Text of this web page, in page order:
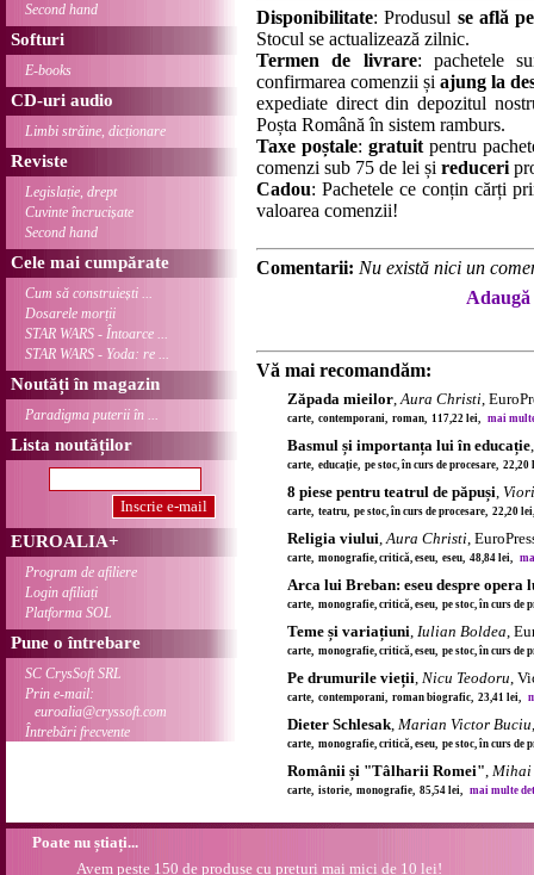
Second hand
Softuri
E-books
CD-uri audio
Limbi străine, dicționare
Reviste
Legislație, drept
Cuvinte încrucișate
Second hand
Cele mai cumpărate
Cum să construiești ...
Dosarele morții
STAR WARS - Întoarce ...
STAR WARS - Yoda: re ...
Noutăți în magazin
Paradigma puterii în ...
Lista noutăților
EUROALIA+
Program de afiliere
Login afiliați
Platforma SOL
Pune o întrebare
SC CrysSoft SRL
Prin e-mail:
euroalia@cryssoft.com
Întrebări frecvente
Disponibilitate: Produsul se află
Stocul se actualizează zilnic.
Termen de livrare: pachetele
confirmarea comenzii șiajung la
expediate direct din depozitul
Poșta Română în sistem ramburs.
Taxe poștale: gratuitpentru
comenzi sub 75 de lei și reduceri
Cadou: Pachetele ce conțin cărți
valoarea comenzii!
Comentarii: Nu există nici un
Vă mai recomandăm:
Zăpada mieilor,Aura Christi,
carte, contemporani, roman, 117,22 lei, mai
Basmul și importanța lui în educație
carte, educație, pe stoc, în curs de procesare,
8 piese pentru teatrul de păpuși,
carte, teatru, pe stoc, în curs de procesare, 22,20
Religia viului,Aura Christi,
carte, monografie, critică, eseu, eseu, 48,84 lei,
Arca lui Breban: eseu despre opera
carte, monografie, critică, eseu, pe stoc, în curs de
Teme și variațiuni, Iulian Boldea,
carte, monografie, critică, eseu, pe stoc, în curs de
Pe drumurile vieții, Nicu Teodoru,
carte, contemporani, roman biografic, 23,41 lei,
Dieter Schlesak, Marian Victor Buciu
carte, monografie, critică, eseu, pe stoc, în curs de
Românii și "Tâlharii Romei", Mihai
carte, istorie, monografie, 85,54 lei, mai multe
Poate nu știați...
Avem peste 150 de produse cu prețuri mai mici de 10 lei!